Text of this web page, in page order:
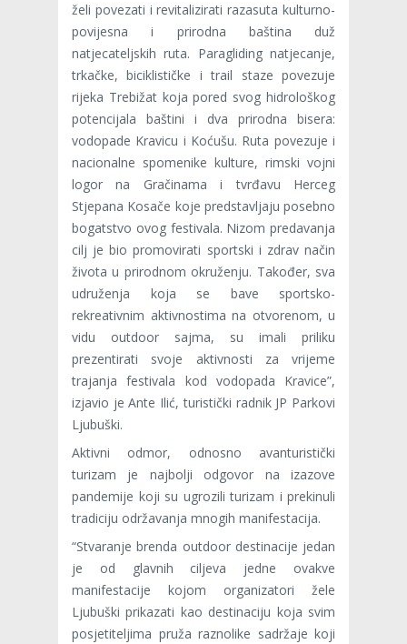
želi povezati i revitalizirati razasuta kulturno-
povijesna i prirodna baština duž
natjecateljskih ruta. Paragliding natjecanje,
trkačke, biciklističke i trail staze povezuje
rijeka Trebižat koja pored svog hidrološkog
potencijala baštini i dva prirodna bisera:
vodopade Kravicu i Koćušu. Ruta povezuje i
nacionalne spomenike kulture, rimski vojni
logor na Gračinama i tvrđavu Herceg
Stjepana Kosače koje predstavljaju posebno
bogatstvo ovog festivala. Nizom predavanja
cilj je bio promovirati sportski i zdrav način
života u prirodnom okruženju. Također, sva
udruženja koja se bave sportsko-
rekreativnim aktivnostima na otvorenom, u
vidu outdoor sajma, su imali priliku
prezentirati svoje aktivnosti za vrijeme
trajanja festivala kod vodopada Kravice”,
izjavio je Ante Ilić, turistički radnik JP Parkovi
Ljubuški.
Aktivni odmor, odnosno avanturistički
turizam je najbolji odgovor na izazove
pandemije koji su ugrozili turizam i prekinuli
tradiciju održavanja mnogih manifestacija.
“Stvaranje brenda outdoor destinacije jedan
je od glavnih ciljeva jedne ovakve
manifestacije kojom organizatori žele
Ljubuški prikazati kao destinaciju koja svim
posjetiteljima pruža raznolike sadržaje koji